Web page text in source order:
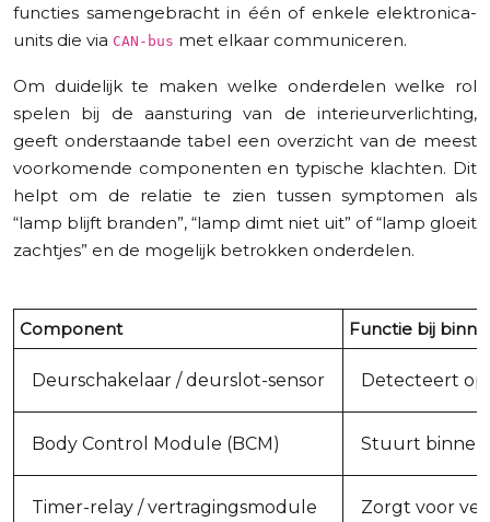
functies samengebracht in één of enkele elektronica-
units die via CAN-bus met elkaar communiceren.
Om duidelijk te maken welke onderdelen welke rol
spelen bij de aansturing van de interieurverlichting,
geeft onderstaande tabel een overzicht van de meest
voorkomende componenten en typische klachten. Dit
helpt om de relatie te zien tussen symptomen als
“lamp blijft branden”, “lamp dimt niet uit” of “lamp gloeit
zachtjes” en de mogelijk betrokken onderdelen.
Component Functie bij
Deurschakelaar / deurslot-sensor Detecteert
Body Control Module (BCM) Stuurt
Timer-relay / vertragingsmodule Zorgt voor